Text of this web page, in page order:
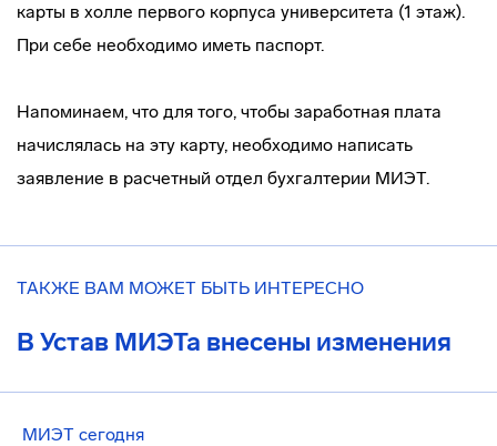
карты в холле первого корпуса университета (1 этаж).
При себе необходимо иметь паспорт.
Напоминаем, что для того, чтобы заработная плата
начислялась на эту карту, необходимо написать
заявление в расчетный отдел бухгалтерии МИЭТ.
ТАКЖЕ ВАМ МОЖЕТ БЫТЬ ИНТЕРЕСНО
В Устав МИЭТа внесены изменения
МИЭТ сегодня